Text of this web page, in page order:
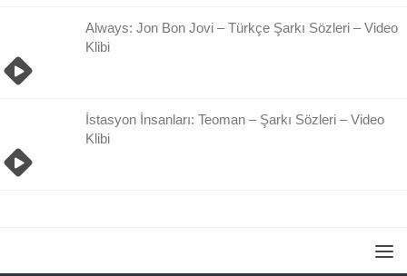
Always: Jon Bon Jovi – Türkçe Şarkı Sözleri – Video
Klibi
İstasyon İnsanları: Teoman – Şarkı Sözleri – Video
Klibi